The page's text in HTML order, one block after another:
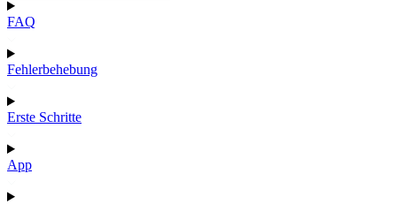
FAQ
Fehlerbehebung
Erste Schritte
App